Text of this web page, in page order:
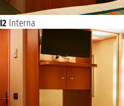
I2 Interna